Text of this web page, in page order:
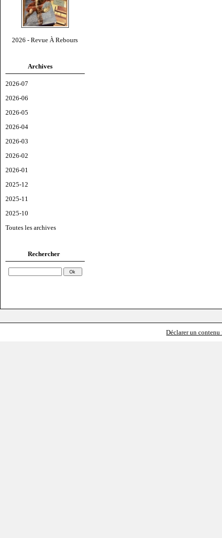
2026 - Revue À Rebours
Archives
2026-07
2026-06
2026-05
2026-04
2026-03
2026-02
2026-01
2025-12
2025-11
2025-10
Toutes les archives
Rechercher
Déclarer un